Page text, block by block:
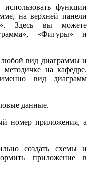
функции
на верхней панели
Здесь вы можете
«Фигуры» и
вид диаграммы и
на кафедре.
вид диаграмм
данные.
номер приложения, а
создать схемы и
приложение в